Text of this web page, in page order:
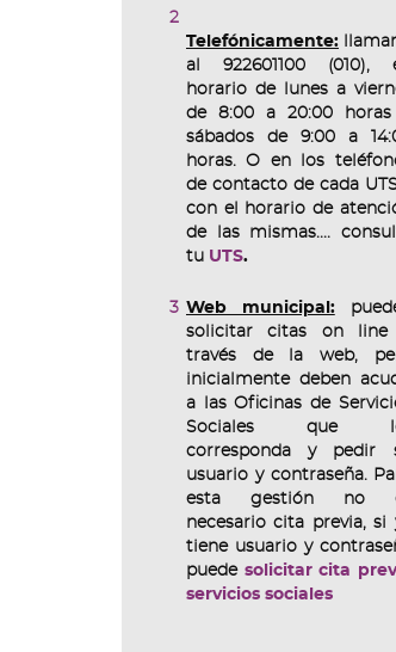
Telefónicamente:
al 922601100 (010),
horario de lunes a
de 8:00 a 20:00
sábados de 9:00 a
horas. O en los
de contacto de cada
con el horario de
de las mismas....
tu UTS.
Web municipal:
solicitar citas on line
través de la web,
inicialmente deben
a las Oficinas de
Sociales que
corresponda y pedir
usuario y contraseña.
esta gestión no
necesario cita previa, si
tiene usuario y
puede solicitar cita
servicios sociales